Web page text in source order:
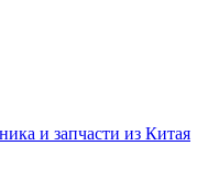
и запчасти из Китая